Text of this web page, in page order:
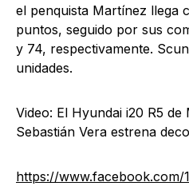
el penquista Martínez llega
puntos, seguido por sus
y 74, respectivamente.
unidades.
Video: El Hyundai i20 R5
Sebastián Vera estrena
https://www.facebook.com/